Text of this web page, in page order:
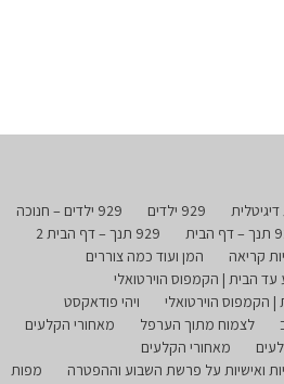
929 ילדים
929 ילדים – חנוכה
929 תנך – דף הבית 2
קריאה
המן ועוד כמה צוררים
עד הבית | הקמפוס הוירטואלי
הקמפוס הוירטואלי
ויהי פודאקסט
לצמוח מתוך הערפל
מאחורי הקלעים
מאחורי הקלעים
ואישיות על פרשת השבוע וההפטרה
מפות